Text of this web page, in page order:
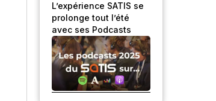
L’expérience SATIS se
prolonge tout l’été
avec ses Podcasts